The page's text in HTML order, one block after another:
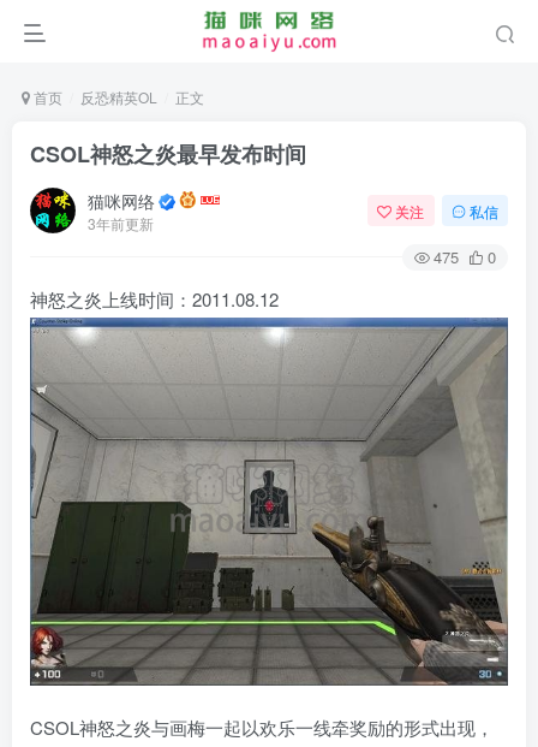
首页 反恐精英OL 正文
CSOL神怒之炎最早发布时间
猫咪网络
3年前更新
关注 私信
475 0
神怒之炎上线时间：2011.08.12
CSOL神怒之炎与画梅一起以欢乐一线牵奖励的形式出现，